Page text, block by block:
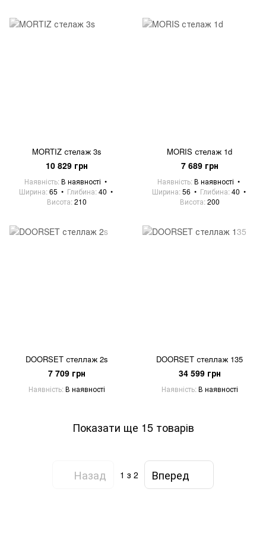
MORTIZ стелаж 3s
10 829 грн
Наявність В наявності
Ширина 65 Глибина 40
Висота 210
MORIS стелаж 1d
7 689 грн
Наявність В наявності
Ширина 56 Глибина 40
Висота 200
DOORSET стеллаж 2s
7 709 грн
Наявність В наявності
DOORSET стеллаж 135
34 599 грн
Наявність В наявності
Показати ще 15 товарів
Назад 1 з 2 Вперед